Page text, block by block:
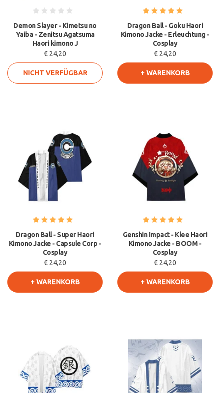
Demon Slayer - Kimetsu no
Yaiba - Zenitsu Agatsuma
Haori kimono J
€ 24,20
NICHT VERFÜGBAR
Dragon Ball - Goku Haori
Kimono Jacke - Erleuchtung -
Cosplay
€ 24,20
+ WARENKORB
Dragon Ball - Super Haori
Kimono Jacke - Capsule Corp -
Cosplay
€ 24,20
+ WARENKORB
Genshin Impact - Klee Haori
Kimono Jacke - BOOM -
Cosplay
€ 24,20
+ WARENKORB